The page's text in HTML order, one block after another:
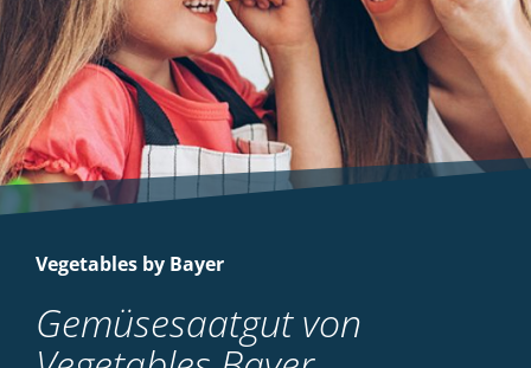
Vegetables by Bayer
Gemüsesaatgut von